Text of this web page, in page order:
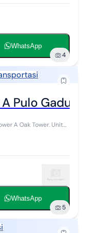
WhatsApp
4
Pulo
A Oak Tower. Unit
hangat saat sore.
WhatsApp
5